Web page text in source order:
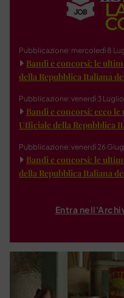
Pubblicazione: mercoledì 8
Bandi e concorsi: le
della Repubblica Italiana
Pubblicazione: venerdì 3
Bandi e concorsi: ecco
Ufficiale della Repubblica
Pubblicazione: venerdì 26
Bandi e concorsi: le
della Repubblica Italiana
Entra